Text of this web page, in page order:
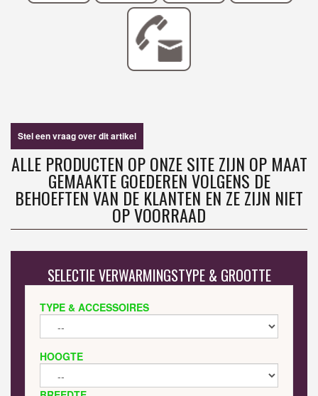
Stel een vraag over dit artikel
ALLE PRODUCTEN OP ONZE SITE ZIJN OP MAAT
GEMAAKTE GOEDEREN VOLGENS DE
BEHOEFTEN VAN DE KLANTEN EN ZE ZIJN NIET
OP VOORRAAD
SELECTIE VERWARMINGSTYPE & GROOTTE
TYPE & ACCESSOIRES
HOOGTE